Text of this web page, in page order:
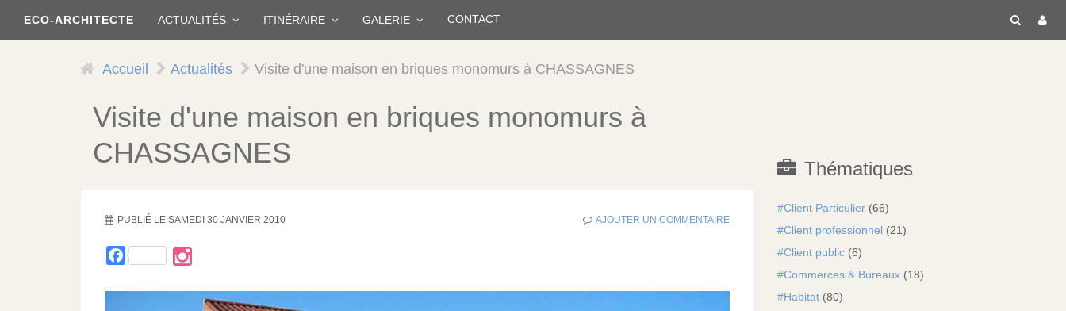
contenu
ECO-ARCHITECTE ACTUALITÉS ITINÉRAIRE GALERIE CONTACT
Accueil Actualités Visite d'une maison en briques monomurs à CHASSAGNES
Visite d'une maison en briques monomurs à
CHASSAGNES
PUBLIÉ LE SAMEDI 30 JANVIER 2010 AJOUTER UN COMMENTAIRE
Facebook
Thématiques
Client Particulier(66)
Client professionnel(21)
Client public(6)
Commerces & Bureaux(18)
Habitat(80)